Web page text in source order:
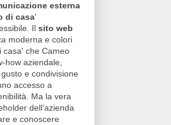
esterna
di casa'
Il sito web
moderna e colori
casa' che Cameo
how aziendale,
e condivisione
accesso a
Ma la vera
dell’azienda
e conoscere